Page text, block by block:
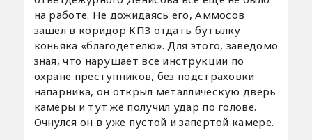
на работе. Не дожидаясь его, Аммосов
зашел в коридор КПЗ отдать бутылку
коньяка «благодетелю». Для этого, заведомо
зная, что нарушает все инструкции по
охране преступников, без подстраховки
напарника, он открыл металлическую дверь
камеры и тут же получил удар по голове.
Очнулся он в уже пустой и запертой камере.